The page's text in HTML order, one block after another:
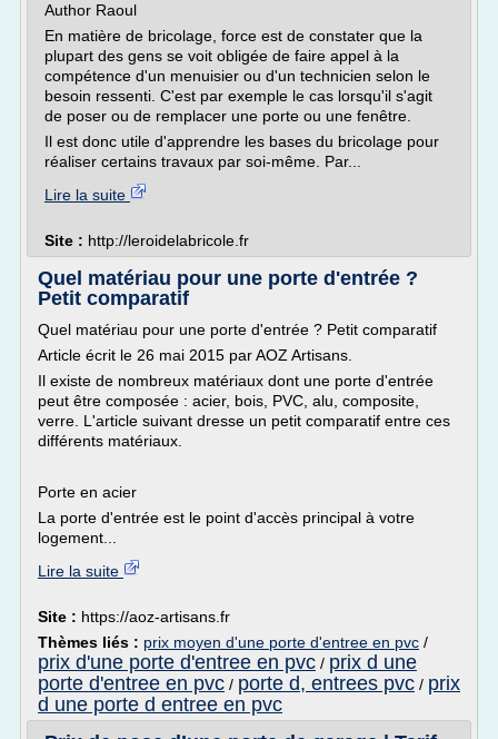
Author Raoul
En matière de bricolage, force est de constater que la
plupart des gens se voit obligée de faire appel à la
compétence d'un menuisier ou d'un technicien selon le
besoin ressenti. C'est par exemple le cas lorsqu'il s'agit
de poser ou de remplacer une porte ou une fenêtre.
Il est donc utile d'apprendre les bases du bricolage pour
réaliser certains travaux par soi-même. Par...
Lire la suite
Site : http://leroidelabricole.fr
Quel matériau pour une porte d'entrée ?
Petit comparatif
Quel matériau pour une porte d'entrée ? Petit comparatif
Article écrit le 26 mai 2015 par AOZ Artisans.
Il existe de nombreux matériaux dont une porte d'entrée
peut être composée : acier, bois, PVC, alu, composite,
verre. L'article suivant dresse un petit comparatif entre ces
différents matériaux.
Porte en acier
La porte d'entrée est le point d'accès principal à votre
logement...
Lire la suite
Site : https://aoz-artisans.fr
Thèmes liés : prix moyen d'une porte d'entree en pvc /
prix d'une porte d'entree en pvc / prix d une
porte d'entree en pvc / porte d, entrees pvc / prix
d une porte d entree en pvc